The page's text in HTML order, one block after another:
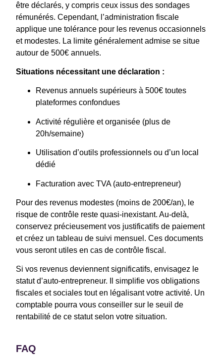
être déclarés, y compris ceux issus des sondages
rémunérés. Cependant, l’administration fiscale
applique une tolérance pour les revenus occasionnels
et modestes. La limite généralement admise se situe
autour de 500€ annuels.
Situations nécessitant une déclaration :
Revenus annuels supérieurs à 500€ toutes
plateformes confondues
Activité régulière et organisée (plus de
20h/semaine)
Utilisation d’outils professionnels ou d’un local
dédié
Facturation avec TVA (auto-entrepreneur)
Pour des revenus modestes (moins de 200€/an), le
risque de contrôle reste quasi-inexistant. Au-delà,
conservez précieusement vos justificatifs de paiement
et créez un tableau de suivi mensuel. Ces documents
vous seront utiles en cas de contrôle fiscal.
Si vos revenus deviennent significatifs, envisagez le
statut d’auto-entrepreneur. Il simplifie vos obligations
fiscales et sociales tout en légalisant votre activité. Un
comptable pourra vous conseiller sur le seuil de
rentabilité de ce statut selon votre situation.
FAQ